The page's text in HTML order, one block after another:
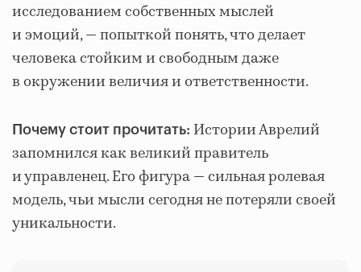
исследованием собственных мыслей
и эмоций, — попыткой понять, что делает
человека стойким и свободным даже
в окружении величия и ответственности.
Почему стоит прочитать: Истории Аврелий
запомнился как великий правитель
и управленец. Его фигура — сильная ролевая
модель, чьи мысли сегодня не потеряли своей
уникальности.